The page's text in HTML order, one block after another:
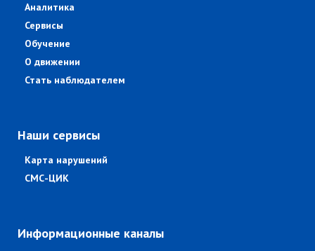
Аналитика
Сервисы
Обучение
О движении
Стать наблюдателем
Наши сервисы
Карта нарушений
СМС-ЦИК
Информационные каналы